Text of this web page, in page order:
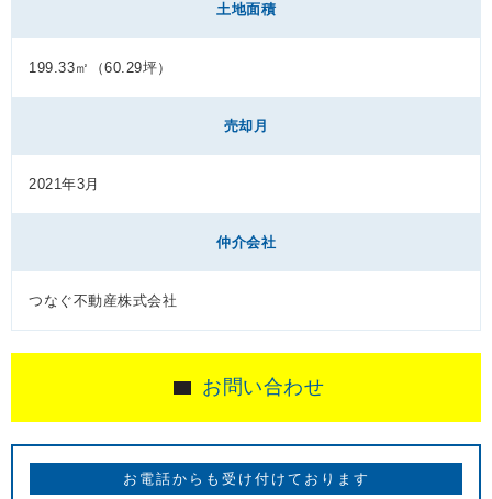
土地面積
199.33㎡（60.29坪）
売却月
2021年3月
仲介会社
つなぐ不動産株式会社
お問い合わせ
お電話からも受け付けております